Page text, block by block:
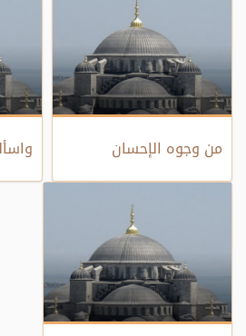
من وجوه الإحسان